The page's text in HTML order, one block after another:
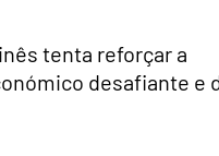
tenta reforçar a
desafiante e